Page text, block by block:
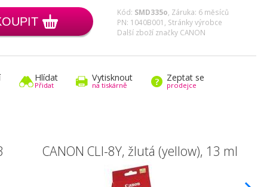
Kód: SMD335o Záruka: 6 měsíců
PN: 1040B001, Stránky výrobce
Další zboží značky CANON
Hlídat
Přidat
Vytisknout
na tiskárně
Zeptat se
prodejce
CANON CLI-8Y, žlutá (yellow), 13 ml